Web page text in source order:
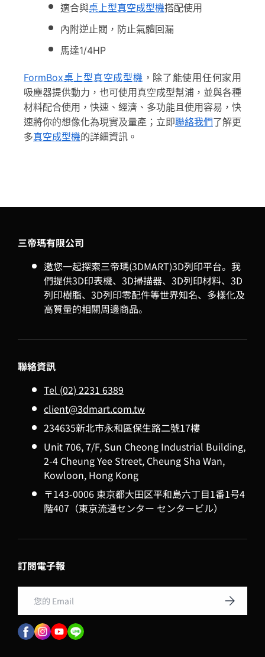
適合與桌上型真空成型機搭配使用
內附逆止閥，防止氣體回漏
馬達1/4HP
FormBox桌上型真空成型機 ，除了能使用任何家用
吸塵器提供動力，也可使用真空成型幫浦，並與各種
材料配合使用，快速、經濟、多功能且使用容易，快
速將你的想像化為現實及量產；立即聯絡我們了解更
多真空成型機的詳細資訊。
三帝瑪有限公司
邀您一起探索三帝瑪(3DMART)3D列印平台。我
們提供3D印表機、3D掃描器、3D列印材料、3D
列印樹脂、3D列印零配件等世界知名、多樣化及
高質量的相關周邊商品。
聯絡資訊
Tel (02) 2231 6389
client@3dmart.com.tw
234635新北市永和區保生路二號17樓
Unit 706, 7/F, Sun Cheong Industrial Building,
2-4 Cheung Yee Street, Cheung Sha Wan,
Kowloon, Hong Kong
〒143-0006 東京都大田区平和島六丁目1番1号4
階407（東京流通センター センタービル）
訂閱電子報
訂閱